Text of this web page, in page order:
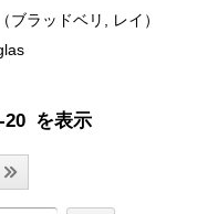
ブラッドベリ, レイ）
20 を表示